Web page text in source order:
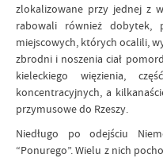
zlokalizowane przy jednej z
rabowali również dobytek,
miejscowych, których ocalili,
zbrodni i noszenia ciał
kieleckiego więzienia,
koncentracyjnych, a
przymusowe do Rzeszy.
Niedługo po odejściu
“Ponurego”. Wielu z nich